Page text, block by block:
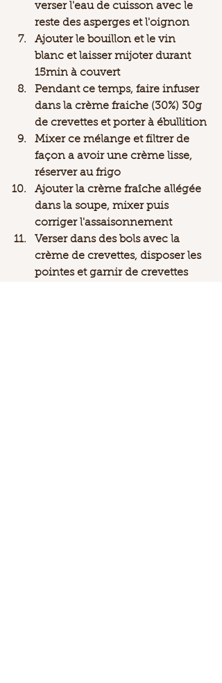
verser l'eau de cuisson avec le
reste des asperges et l'oignon
Ajouter le bouillon et le vin
blanc et laisser mijoter durant
15min à couvert
Pendant ce temps, faire infuser
dans la crème fraiche (30%) 30g
de crevettes et porter à ébullition
Mixer ce mélange et filtrer de
façon a avoir une crème lisse,
réserver au frigo
Ajouter la crème fraîche allégée
dans la soupe, mixer puis
corriger l'assaisonnement
Verser dans des bols avec la
crème de crevettes, disposer les
pointes et garnir de crevettes